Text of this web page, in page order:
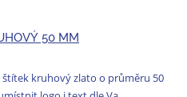
50 MM
kruhový zlato o průměru 50